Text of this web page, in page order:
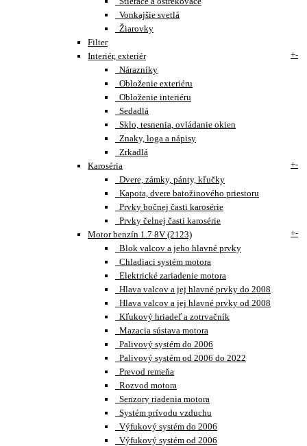
Vonkajšie svetlá
Žiarovky
Filter
Interiér, exteriér
+-
Nárazníky
Obloženie exteriéru
Obloženie interiéru
Sedadlá
Sklo, tesnenia, ovládanie okien
Znaky, loga a nápisy
Zrkadlá
Karoséria
+-
Dvere, zámky, pánty, kľučky
Kapota, dvere batožinového priestoru
Prvky bočnej časti karosérie
Prvky čelnej časti karosérie
Motor benzín 1.7 8V (2123)
+-
Blok valcov a jeho hlavné prvky
Chladiaci systém motora
Elektrické zariadenie motora
Hlava valcov a jej hlavné prvky do 2008
Hlava valcov a jej hlavné prvky od 2008
Kľukový hriadeľ a zotrvačník
Mazacia sústava motora
Palivový systém do 2006
Palivový systém od 2006 do 2022
Prevod remeňa
Rozvod motora
Senzory riadenia motora
Systém prívodu vzduchu
Výfukový systém do 2006
Výfukový systém od 2006